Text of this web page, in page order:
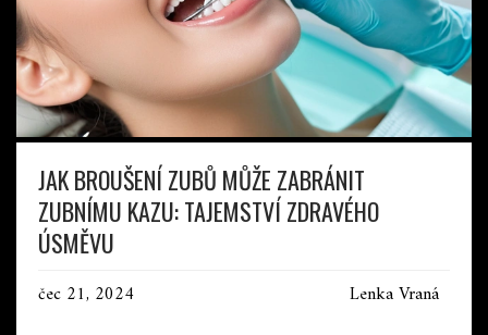
JAK BROUŠENÍ ZUBŮ MŮŽE ZABRÁNIT
ZUBNÍMU KAZU: TAJEMSTVÍ ZDRAVÉHO
ÚSMĚVU
čec 21, 2024 Lenka Vraná